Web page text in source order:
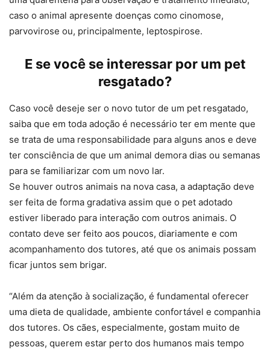
caso o animal apresente doenças como cinomose,
parvovirose ou, principalmente, leptospirose.
E se você se interessar por um pet
resgatado?
Caso você deseje ser o novo tutor de um pet resgatado,
saiba que em toda adoção é necessário ter em mente que
se trata de uma responsabilidade para alguns anos e deve
ter consciência de que um animal demora dias ou semanas
para se familiarizar com um novo lar.
Se houver outros animais na nova casa, a adaptação deve
ser feita de forma gradativa assim que o pet adotado
estiver liberado para interação com outros animais. O
contato deve ser feito aos poucos, diariamente e com
acompanhamento dos tutores, até que os animais possam
ficar juntos sem brigar.
“Além da atenção à socialização, é fundamental oferecer
uma dieta de qualidade, ambiente confortável e companhia
dos tutores. Os cães, especialmente, gostam muito de
pessoas, querem estar perto dos humanos mais tempo